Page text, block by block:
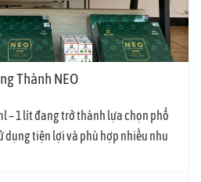
Thành NEO
– 1 lít đang trở thành lựa chọn phổ
dụng tiện lợi và phù hợp nhiều nhu